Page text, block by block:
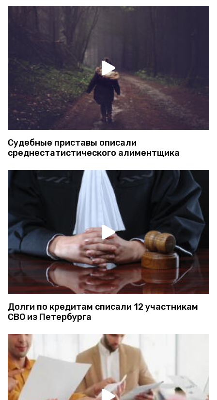
Судебные приставы описали
среднестатистического алиментщика
Долги по кредитам списали 12 участникам
СВО из Петербурга